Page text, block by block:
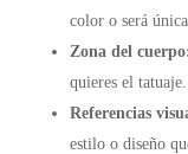
color o será
Zona del
quieres el tatuaje.
Referencias
estilo o diseño